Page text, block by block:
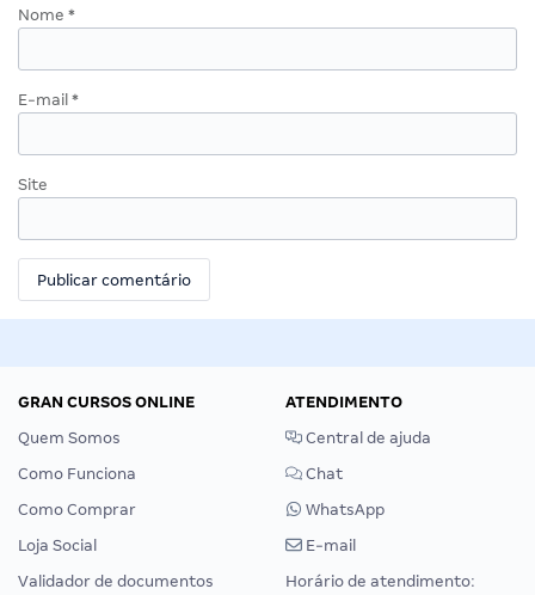
Nome *
E-mail *
Site
GRAN CURSOS ONLINE
Quem Somos
Como Funciona
Como Comprar
Loja Social
Validador de documentos
ATENDIMENTO
Central de ajuda
Chat
WhatsApp
E-mail
Horário de atendimento: